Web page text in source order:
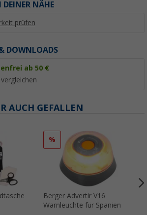
DEINER NÄHE
prüfen
DOWNLOADS
ab 50 €
AUCH GEFALLEN
%
Berger Advertir V16
Warnleuchte für Spanien